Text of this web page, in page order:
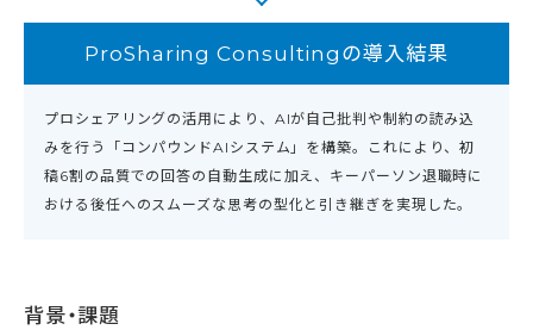
ProSharing Consultingの導入結果
プロシェアリングの活用により、AIが自己批判や制約の読み込
みを行う「コンパウンドAIシステム」を構築。これにより、初
稿6割の品質での回答の自動生成に加え、キーパーソン退職時に
おける後任へのスムーズな思考の型化と引き継ぎを実現した。
背景・課題